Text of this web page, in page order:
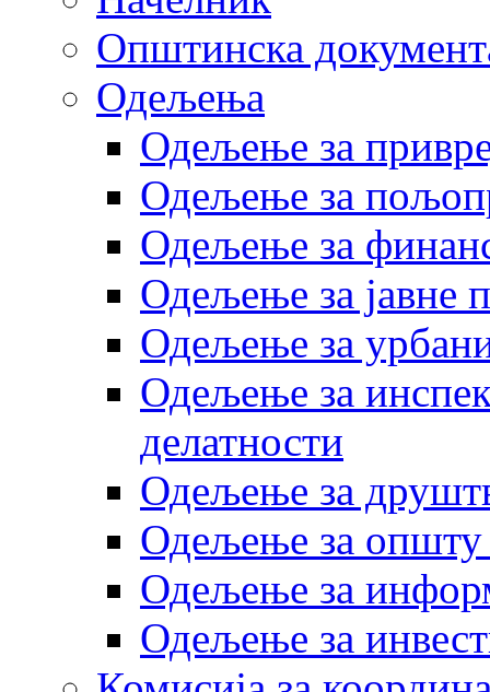
Општинска
Одељења
Одељење за
Одељење за
Одељење за
Одељење за јавне
Одељење за
Одељење за
делатности
Одељење за
Одељење за општу
Одељење за
Одељење за